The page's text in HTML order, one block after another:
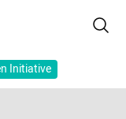
Initiative